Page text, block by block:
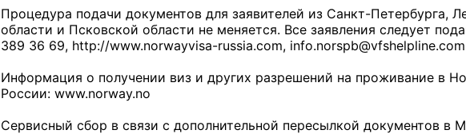
Процедура подачи документов для заявителей из Санкт-Петербурга,
области и Псковской области не меняется. Все заявления следует
389 36 69, http://www.norwayvisa-russia.com,
Информация о получении виз и других разрешений на проживание в
России: www.norway.no
Сервисный сбор в связи с дополнительной пересылкой документов в